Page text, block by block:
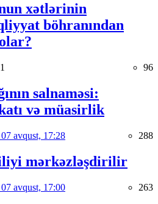
xətlərinin
böhranından
96
salnaməsi:
və müasirlik
07 avqust, 17:28 288
mərkəzləşdirilir
07 avqust, 17:00 263